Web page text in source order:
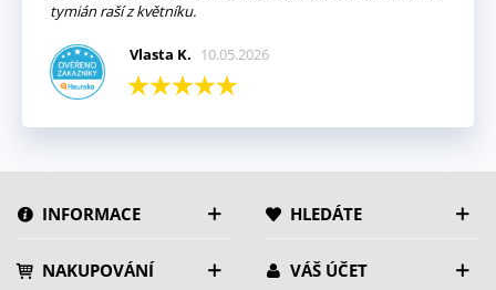
tymián raší z květníku.
Vlasta K. 10.05.2026
INFORMACE HLEDÁTE
NAKUPOVÁNÍ VÁŠ ÚČET